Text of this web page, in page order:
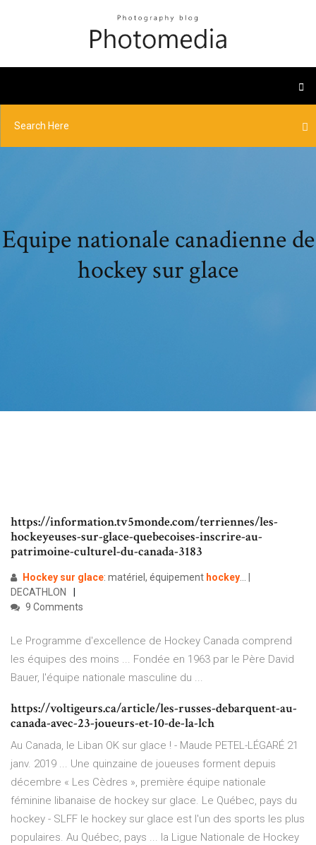
Equipe nationale canadienne de
hockey sur glace
https://information.tv5monde.com/terriennes/les-
hockeyeuses-sur-glace-quebecoises-inscrire-au-
patrimoine-culturel-du-canada-3183
Hockey sur glace: matériel, équipement hockey... |
DECATHLON
9 Comments
Le Programme d'excellence de Hockey Canada comprend
les équipes des moins ... Fondée en 1963 par le Père David
Bauer, l'équipe nationale masculine du ...
https://voltigeurs.ca/article/les-russes-debarquent-au-
canada-avec-23-joueurs-et-10-de-la-lch
Au Canada, le Liban OK sur glace ! - Maude PETEL-LÉGARÉ 21
janv. 2019 ... Une quinzaine de joueuses forment depuis
décembre « Les Cèdres », première équipe nationale
féminine libanaise de hockey sur glace. Le Québec, pays du
hockey - SLFF le hockey sur glace est l'un des sports les plus
populaires. Au Québec, pays ... la Ligue Nationale de Hockey